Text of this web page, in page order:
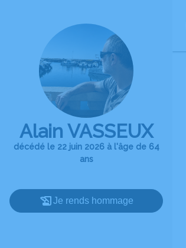
Alain VASSEUX
décédé le 22 juin 2026 à l'âge de 64
ans
Je rends hommage